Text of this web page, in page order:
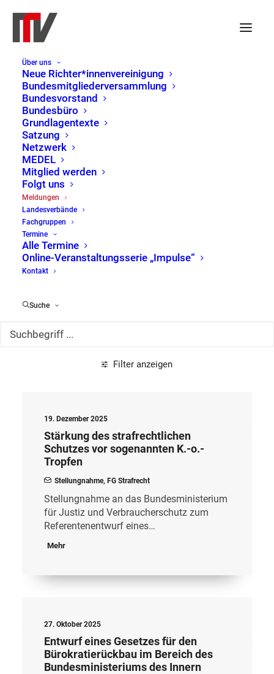
Über uns
Neue Richter*innenvereinigung
Bundesmitgliederversammlung
Bundesvorstand
Bundesbüro
Grundlagentexte
Satzung
Netzwerk
MEDEL
Mitglied werden
Folgt uns
Meldungen
Landesverbände
Fachgruppen
Termine
Alle Termine
Online-Veranstaltungsserie „Impulse“
Kontakt
Suche
Filter anzeigen
19. Dezember 2025
Stärkung des strafrechtlichen
Schutzes vor sogenannten K.-o.-
Tropfen
Stellungnahme, FG Strafrecht
Stellungnahme an das Bundesministerium
für Justiz und Verbraucherschutz zum
Referentenentwurf eines…
Mehr
27. Oktober 2025
Entwurf eines Gesetzes für den
Bürokratierückbau im Bereich des
Bundesministeriums des Innern